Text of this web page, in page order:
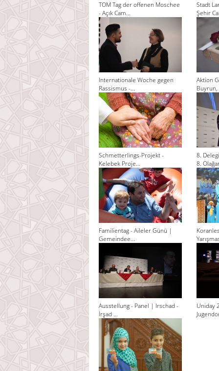
TOM Tag der offenen Moschee
- Açık Cam...
Stadt
Şehir
Internationale Woche gegen
Rassismus -...
Aktion
Buyrun,
Schmetterlings-Projekt -
Kelebek Proje...
8.
8.
Familientag - Aileler Günü |
Gemeindee...
Ausstellung - Panel | Irschad -
İrşad ...
Uniday